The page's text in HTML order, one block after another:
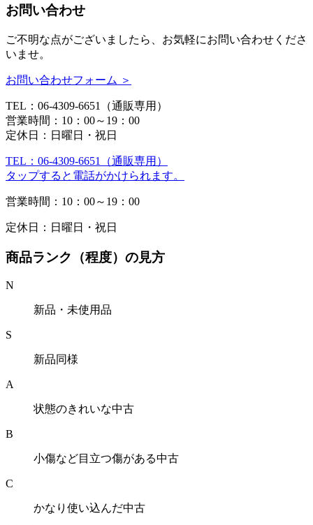
お問い合わせ
ご不明な点がございましたら、お気軽にお問い合わせくださ
いませ。
お問い合わせフォーム ＞
TEL：06-4309-6651（通販専用）
営業時間：10：00～19：00
定休日：日曜日・祝日
TEL：06-4309-6651（通販専用）
タップすると電話がかけられます。
営業時間：10：00～19：00
定休日：日曜日・祝日
商品ランク（程度）の見方
N
新品・未使用品
S
新品同様
A
状態のきれいな中古
B
小傷など目立つ傷がある中古
C
かなり使い込んだ中古